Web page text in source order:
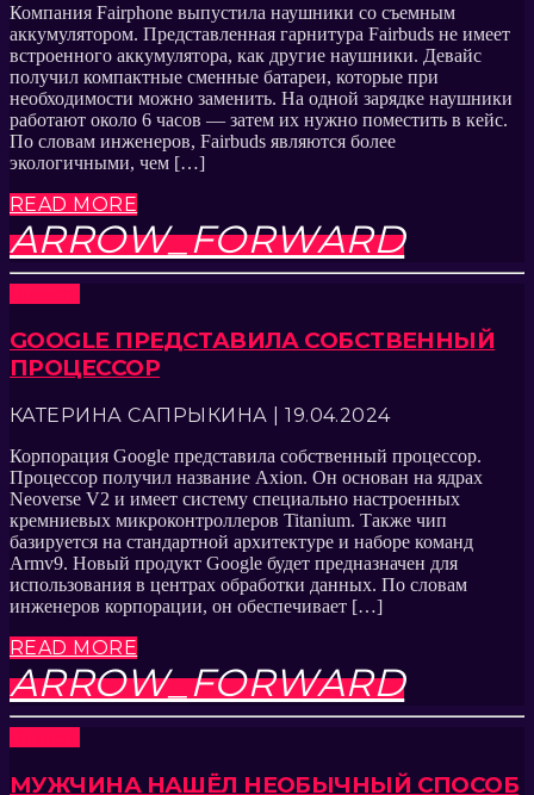
Компания Fairphone выпустила наушники со съемным
аккумулятором. Представленная гарнитура Fairbuds не имеет
встроенного аккумулятора, как другие наушники. Девайс
получил компактные сменные батареи, которые при
необходимости можно заменить. На одной зарядке наушники
работают около 6 часов — затем их нужно поместить в кейс.
По словам инженеров, Fairbuds являются более
экологичными, чем […]
READ MORE
ARROW_FORWARD
GOOGLE ПРЕДСТАВИЛА СОБСТВЕННЫЙ
ПРОЦЕССОР
КАТЕРИНА САПРЫКИНА | 19.04.2024
Корпорация Google представила собственный процессор.
Процессор получил название Axion. Он основан на ядрах
Neoverse V2 и имеет систему специально настроенных
кремниевых микроконтроллеров Titanium. Также чип
базируется на стандартной архитектуре и наборе команд
Armv9. Новый продукт Google будет предназначен для
использования в центрах обработки данных. По словам
инженеров корпорации, он обеспечивает […]
READ MORE
ARROW_FORWARD
МУЖЧИНА НАШЁЛ НЕОБЫЧНЫЙ СПОСОБ